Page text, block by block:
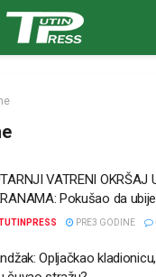
VATRENI OKRŠAJ
Pokušao da
PRE3 GODINE
Opljačkao